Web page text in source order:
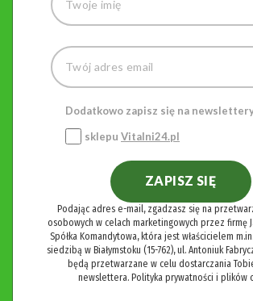
Dodatkowo zapisz się na
sklepu Vitalni24.pl
ZAPISZ SIĘ
Podając adres e-mail, zgadzasz się na
osobowych w celach marketingowych przez firmę
Spółka Komandytowa, która jest właścicielem
siedzibą w Białymstoku (15-762), ul. Antoniuk
będą przetwarzane w celu dostarczania
newslettera. Polityka prywatności i plików